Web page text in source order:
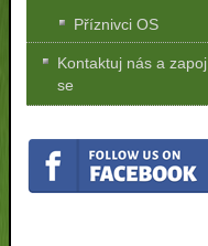
Příznivci OS
Kontaktuj nás a zapoj
se